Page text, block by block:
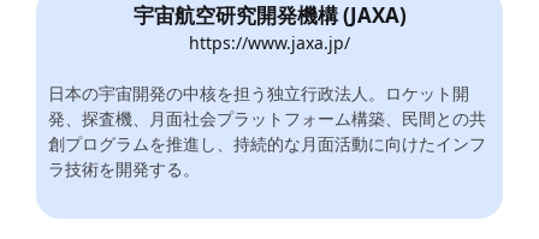
宇宙航空研究開発機構 (JAXA)
https://www.jaxa.jp/
日本の宇宙開発の中核を担う独立行政法人。ロケット開
発、探査機、月面社会プラットフォーム構築、民間との共
創プログラムを推進し、持続的な月面活動に向けたインフ
ラ技術を開発する。